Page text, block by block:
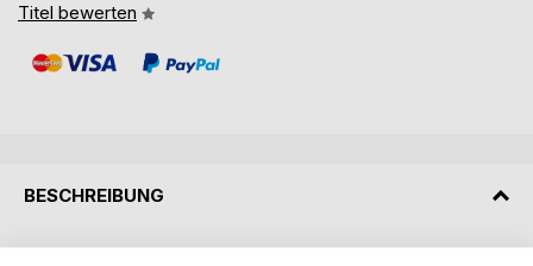
Titel bewerten
BESCHREIBUNG